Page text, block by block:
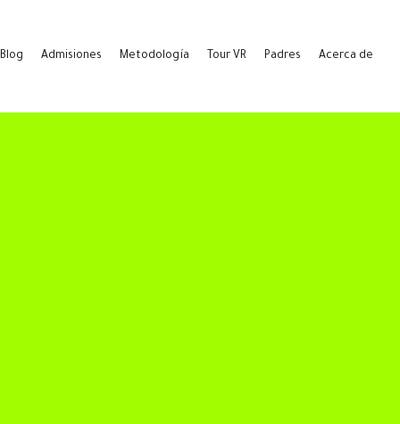
Blog Admisiones Metodología Tour VR Padres Acerca de